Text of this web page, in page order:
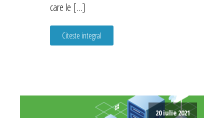
care le […]
Citeste integral
20 iulie 2021